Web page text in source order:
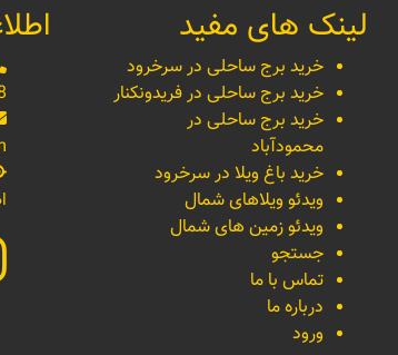
لینک های مفید
خرید برج ساحلی در سرخرود
خرید برج ساحلی در فریدونکنار
خرید برج ساحلی در
محمودآباد
خرید باغ ویلا در سرخرود
ویدئو ویلاهای شمال
ویدئو زمین های شمال
جستجو
تماس با ما
درباره ما
ورود